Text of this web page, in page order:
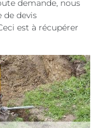
demande, nous
de devis
est à récupérer